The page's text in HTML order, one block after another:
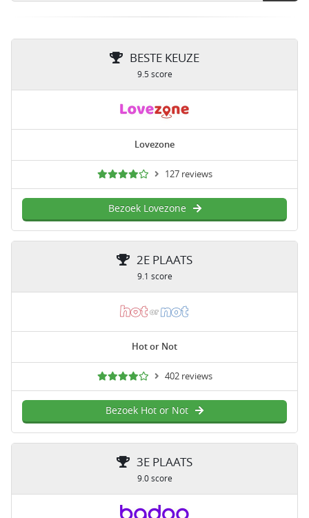
BESTE KEUZE
9.5 score
Lovezone
127 reviews
Bezoek Lovezone
2E PLAATS
9.1 score
Hot or Not
402 reviews
Bezoek Hot or Not
3E PLAATS
9.0 score